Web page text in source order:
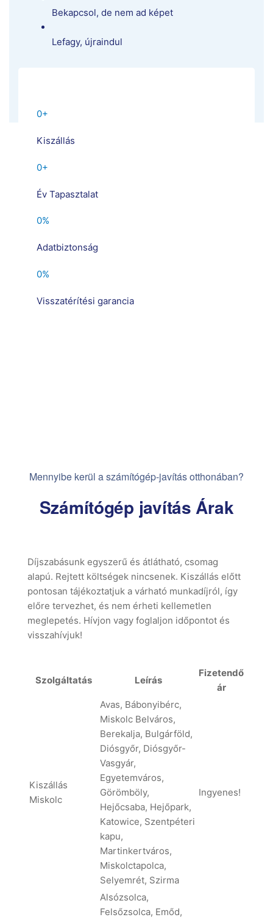
Bekapcsol, de nem ad képet
Lefagy, újraindul
0+
Kiszállás
0+
Év Tapasztalat
0%
Adatbiztonság
0%
Visszatérítési garancia
Mennyibe kerül a számítógép-javítás otthonában?
Számítógép javítás Árak
Díjszabásunk egyszerű és átlátható, csomag
alapú. Rejtett költségek nincsenek. Kiszállás előtt
pontosan tájékoztatjuk a várható munkadíjról, így
előre tervezhet, és nem érheti kellemetlen
meglepetés. Hívjon vagy foglaljon időpontot és
visszahívjuk!
Szolgáltatás Leírás
Fizetendő
ár
Kiszállás
Miskolc
Avas, Bábonyibérc,
Miskolc Belváros,
Berekalja, Bulgárföld,
Diósgyőr, Diósgyőr-
Vasgyár,
Egyetemváros,
Görömböly,
Hejőcsaba, Hejőpark,
Katowice, Szentpéteri
kapu,
Martinkertváros,
Miskolctapolca,
Selyemrét, Szirma
Ingyenes!
Alsózsolca,
Felsőzsolca, Emőd,